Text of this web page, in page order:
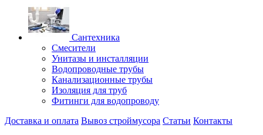
Сантехника
Смесители
Унитазы и инсталляции
Водопроводные трубы
Канализационные трубы
Изоляция для труб
Фитинги для водопроводу
Доставка и оплата Вывоз строймусора Статьи Контакты